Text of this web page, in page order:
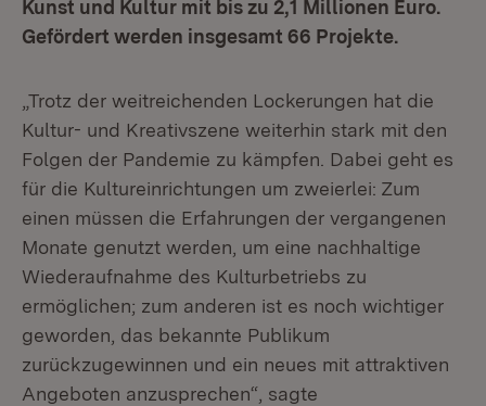
Kunst und Kultur mit bis zu 2,1 Millionen Euro.
Gefördert werden insgesamt 66 Projekte.
„Trotz der weitreichenden Lockerungen hat die
Kultur- und Kreativszene weiterhin stark mit den
Folgen der Pandemie zu kämpfen. Dabei geht es
für die Kultureinrichtungen um zweierlei: Zum
einen müssen die Erfahrungen der vergangenen
Monate genutzt werden, um eine nachhaltige
Wiederaufnahme des Kulturbetriebs zu
ermöglichen; zum anderen ist es noch wichtiger
geworden, das bekannte Publikum
zurückzugewinnen und ein neues mit attraktiven
Angeboten anzusprechen“, sagte